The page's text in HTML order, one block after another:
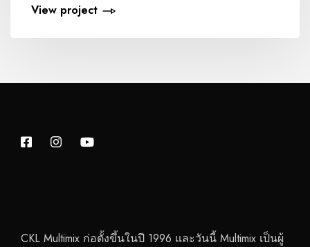
View project
CKL Multimix ก่อตั้งขึ้นในปี 1996 และวันนี้ Multimix เป็นผู้